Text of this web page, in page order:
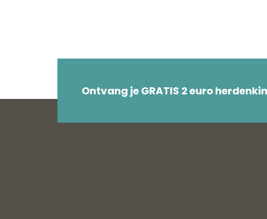
Ontvang je GRATIS 2 euro